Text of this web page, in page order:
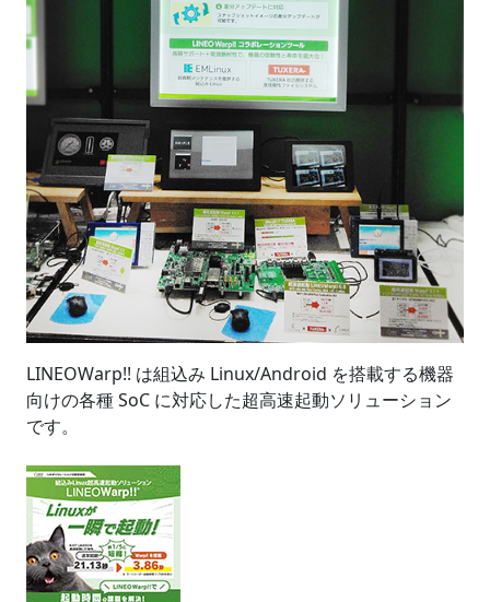
LINEOWarp!! は組込み Linux/Android を搭載する機器
向けの各種 SoC に対応した超高速起動ソリューション
です。